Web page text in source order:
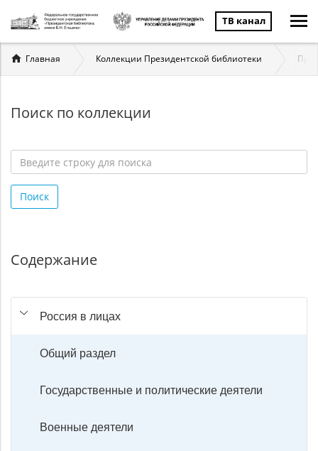
ТВ канал
Вы
здесь
Главная Коллекции Президентской библиотеки
Поиск по коллекции
строку
для
Поиск
Содержание
Россия в лицах
Общий раздел
Государственные и политические деятели
Военные деятели